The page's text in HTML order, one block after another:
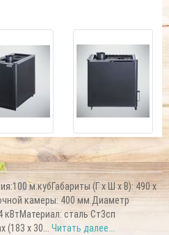
м.кубГабариты (Г x Ш x В): 490 x
камеры: 400 мм.Диаметр
сталь Ст3сп
(183 х 30... Читать далее...